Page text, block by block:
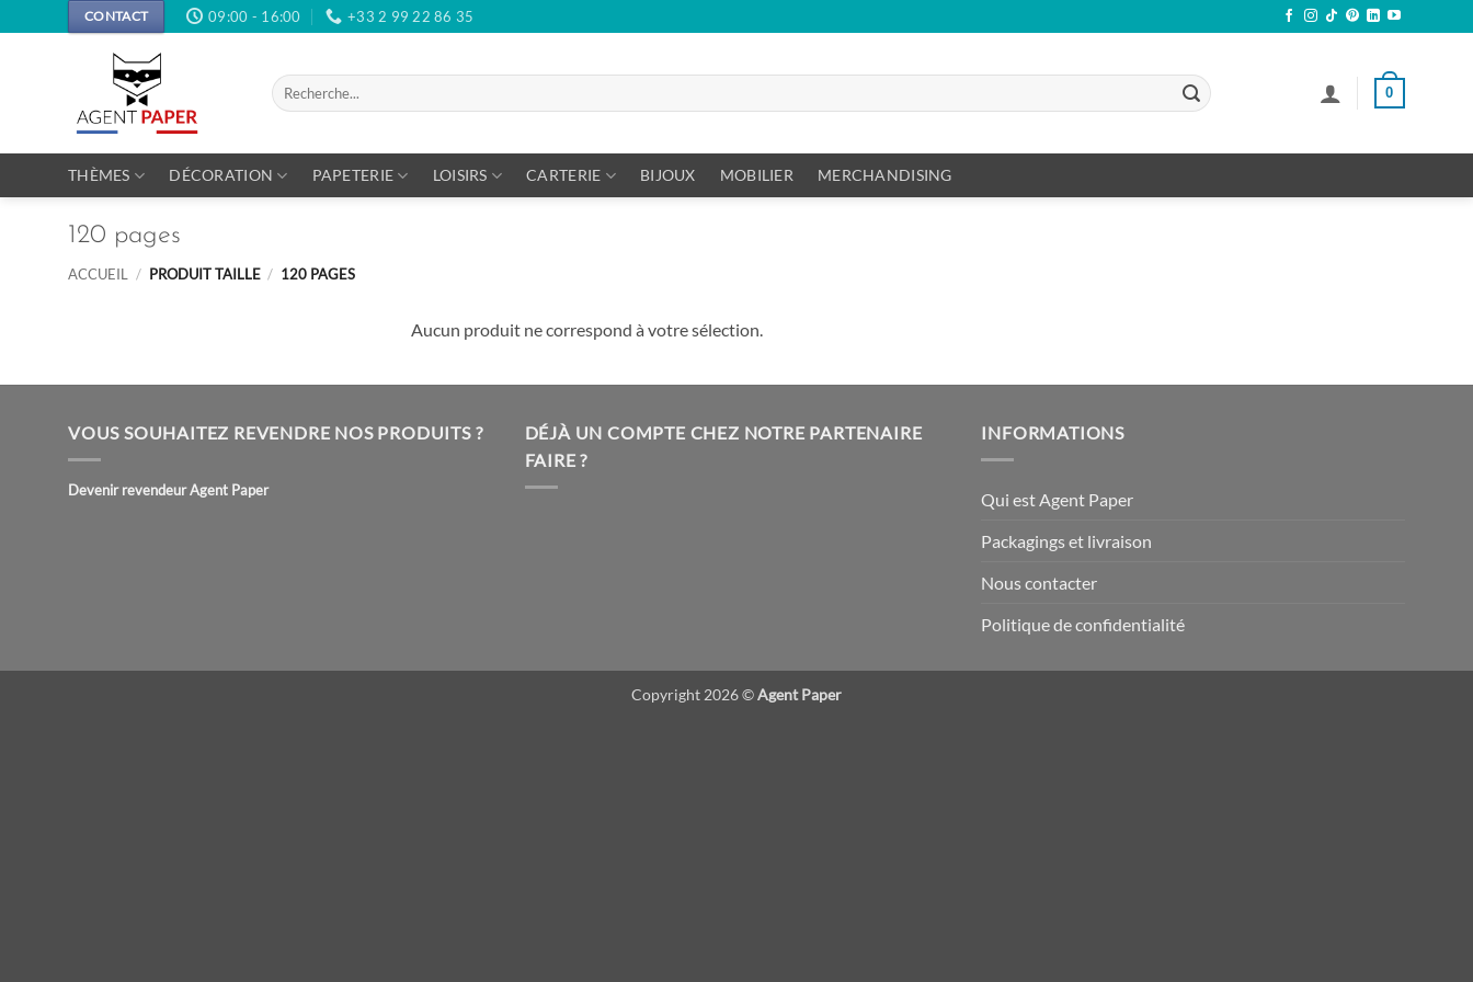
au
CONTACT 09:00 - 16:00 +33 2 99 22 86 35
Recherche
pour :
0
THÈMES DÉCORATION PAPETERIE LOISIRS CARTERIE BIJOUX MOBILIER MERCHANDISING
120 pages
ACCUEIL / PRODUIT TAILLE / 120 PAGES
Aucun produit ne correspond à votre sélection.
VOUS SOUHAITEZ REVENDRE NOS PRODUITS ?
Devenir revendeur Agent Paper
DÉJÀ UN COMPTE CHEZ NOTRE PARTENAIRE
FAIRE ?
INFORMATIONS
Qui est Agent Paper
Packagings et livraison
Nous contacter
Politique de confidentialité
Copyright 2026 ©Agent Paper